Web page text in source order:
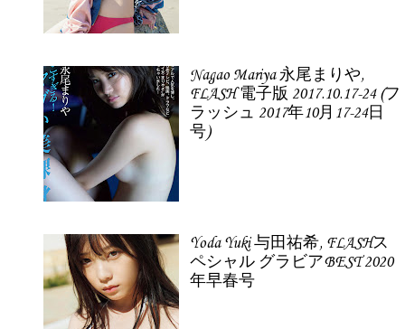
Nagao Mariya 永尾まりや,
FLASH 電子版 2017.10.17-24 (フ
ラッシュ 2017年10月17-24日
号)
Yoda Yuki 与田祐希, FLASHス
ペシャル グラビアBEST 2020
年早春号